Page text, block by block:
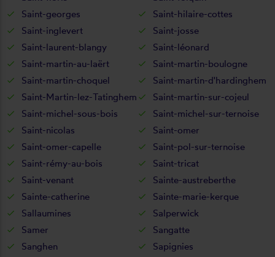
Saint-georges
Saint-hilaire-cottes
Saint-inglevert
Saint-josse
Saint-laurent-blangy
Saint-léonard
Saint-martin-au-laërt
Saint-martin-boulogne
Saint-martin-choquel
Saint-martin-d'hardinghem
Saint-Martin-lez-Tatinghem
Saint-martin-sur-cojeul
Saint-michel-sous-bois
Saint-michel-sur-ternoise
Saint-nicolas
Saint-omer
Saint-omer-capelle
Saint-pol-sur-ternoise
Saint-rémy-au-bois
Saint-tricat
Saint-venant
Sainte-austreberthe
Sainte-catherine
Sainte-marie-kerque
Sallaumines
Salperwick
Samer
Sangatte
Sanghen
Sapignies